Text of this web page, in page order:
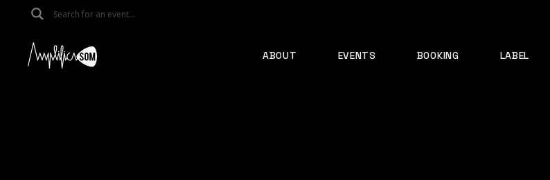
ABOUT EVENTS BOOKING LABEL